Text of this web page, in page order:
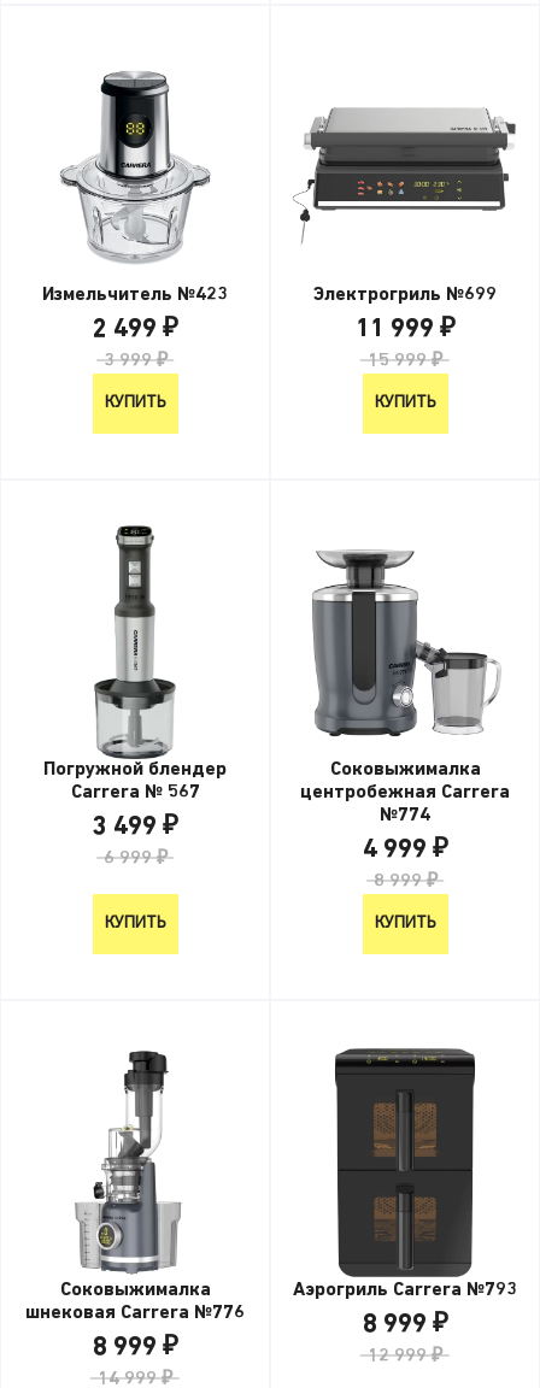
Измельчитель №423
2 499 ₽
3 999 ₽
КУПИТЬ
Электрогриль №699
11 999 ₽
15 999 ₽
КУПИТЬ
Погружной блендер
Carrera № 567
3 499 ₽
6 999 ₽
КУПИТЬ
Соковыжималка
центробежная Carrera
№774
4 999 ₽
8 999 ₽
КУПИТЬ
Соковыжималка
шнековая Carrera №776
8 999 ₽
14 999 ₽
Аэрогриль Carrera №793
8 999 ₽
12 999 ₽